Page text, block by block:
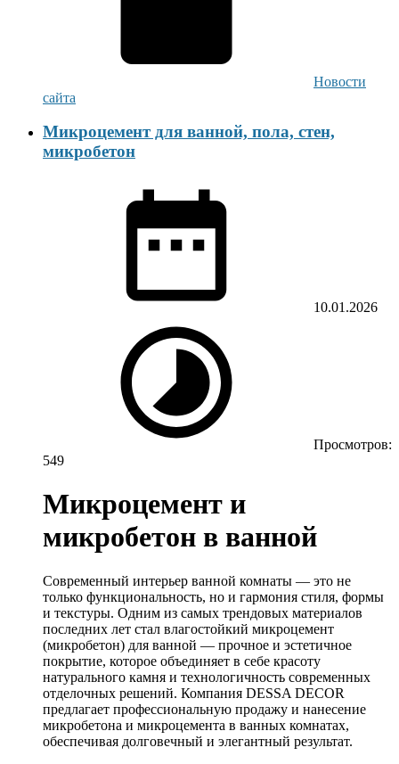
Новости
сайта
Микроцемент для ванной, пола, стен,
микробетон
10.01.2026
Просмотров:
549
Микроцемент и
микробетон в ванной
Современный интерьер ванной комнаты — это не
только функциональность, но и гармония стиля, формы
и текстуры. Одним из самых трендовых материалов
последних лет стал влагостойкий микроцемент
(микробетон) для ванной — прочное и эстетичное
покрытие, которое объединяет в себе красоту
натурального камня и технологичность современных
отделочных решений. Компания DESSA DECOR
предлагает профессиональную продажу и нанесение
микробетона и микроцемента в ванных комнатах,
обеспечивая долговечный и элегантный результат.